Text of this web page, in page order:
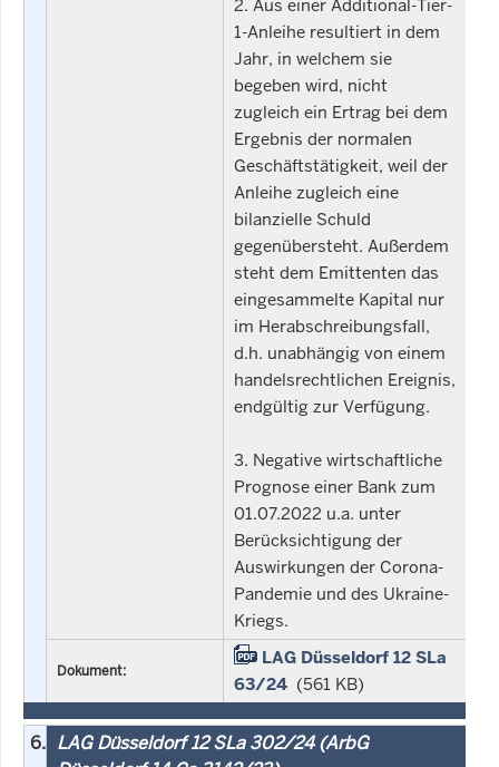
2. Aus einer Additional-Tier-
1-Anleihe resultiert in dem
Jahr, in welchem sie
begeben wird, nicht
zugleich ein Ertrag bei dem
Ergebnis der normalen
Geschäftstätigkeit, weil der
Anleihe zugleich eine
bilanzielle Schuld
gegenübersteht. Außerdem
steht dem Emittenten das
eingesammelte Kapital nur
im Herabschreibungsfall,
d.h. unabhängig von einem
handelsrechtlichen Ereignis,
endgültig zur Verfügung.
3. Negative wirtschaftliche
Prognose einer Bank zum
01.07.2022 u.a. unter
Berücksichtigung der
Auswirkungen der Corona-
Pandemie und des Ukraine-
Kriegs.
Dokument:
LAG Düsseldorf 12 SLa
63/24 (561 KB)
6. LAG Düsseldorf 12 SLa 302/24 (ArbG